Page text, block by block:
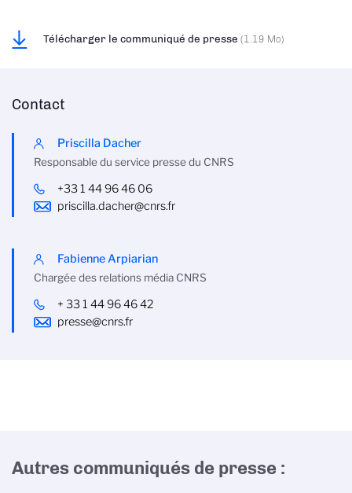
Télécharger le communiqué de presse (1.19 Mo)
Contact
Priscilla Dacher
Responsable du service presse du CNRS
+33 1 44 96 46 06
priscilla.dacher@cnrs.fr
Fabienne Arpiarian
Chargée des relations média CNRS
+ 33 1 44 96 46 42
presse@cnrs.fr
Autres communiqués de presse :